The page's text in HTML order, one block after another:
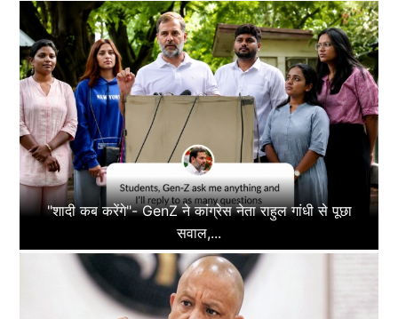
"शादी कब करेंगे"- GenZ ने कांग्रेस नेता राहुल गांधी से पूछा
सवाल,...